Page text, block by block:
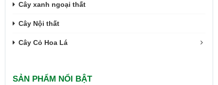
Cây xanh ngoại thất
Cây Nội thất
Cây Cỏ Hoa Lá
SẢN PHẨM NỔI BẬT